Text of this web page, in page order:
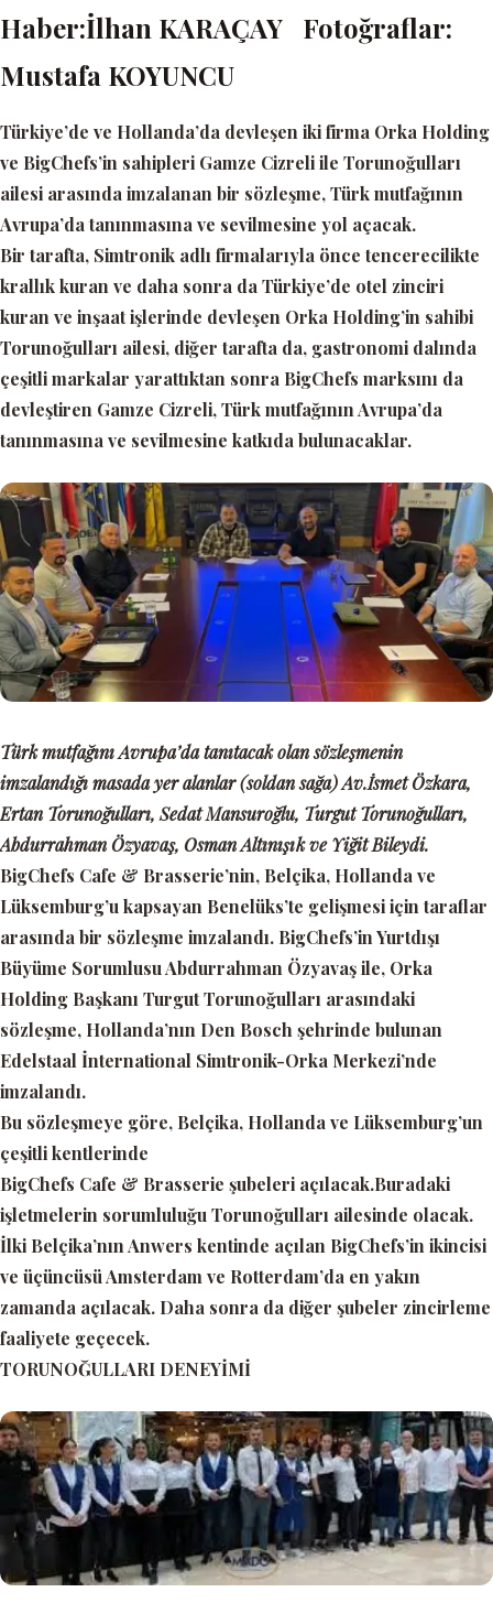
Haber:İlhan KARAÇAY Fotoğraflar:
Mustafa KOYUNCU
Türkiye’de ve Hollanda’da devleşen iki firma Orka Holding
ve BigChefs’in sahipleri Gamze Cizreli ile Torunoğulları
ailesi arasında imzalanan bir sözleşme, Türk mutfağının
Avrupa’da tanınmasına ve sevilmesine yol açacak.
Bir tarafta, Simtronik adlı firmalarıyla önce tencerecilikte
krallık kuran ve daha sonra da Türkiye’de otel zinciri
kuran ve inşaat işlerinde devleşen Orka Holding’in sahibi
Torunoğulları ailesi, diğer tarafta da, gastronomi dalında
çeşitli markalar yarattıktan sonra BigChefs marksını da
devleştiren Gamze Cizreli, Türk mutfağının Avrupa’da
tanınmasına ve sevilmesine katkıda bulunacaklar.
Türk mutfağını Avrupa’da tanıtacak olan sözleşmenin
imzalandığı masada yer alanlar (soldan sağa) Av.İsmet Özkara,
Ertan Torunoğulları, Sedat Mansuroğlu, Turgut Torunoğulları,
Abdurrahman Özyavaş, Osman Altınışık ve Yiğit Bileydi.
BigChefs Cafe & Brasserie’nin, Belçika, Hollanda ve
Lüksemburg’u kapsayan Benelüks’te gelişmesi için taraflar
arasında bir sözleşme imzalandı. BigChefs’in Yurtdışı
Büyüme Sorumlusu Abdurrahman Özyavaş ile, Orka
Holding Başkanı Turgut Torunoğulları arasındaki
sözleşme, Hollanda’nın Den Bosch şehrinde bulunan
Edelstaal İnternational Simtronik-Orka Merkezi’nde
imzalandı.
Bu sözleşmeye göre, Belçika, Hollanda ve Lüksemburg’un
çeşitli kentlerinde
BigChefs Cafe & Brasserie şubeleri açılacak.Buradaki
işletmelerin sorumluluğu Torunoğulları ailesinde olacak.
İlki Belçika’nın Anwers kentinde açılan BigChefs’in ikincisi
ve üçüncüsü Amsterdam ve Rotterdam’da en yakın
zamanda açılacak. Daha sonra da diğer şubeler zincirleme
faaliyete geçecek.
TORUNOĞULLARI DENEYİMİ